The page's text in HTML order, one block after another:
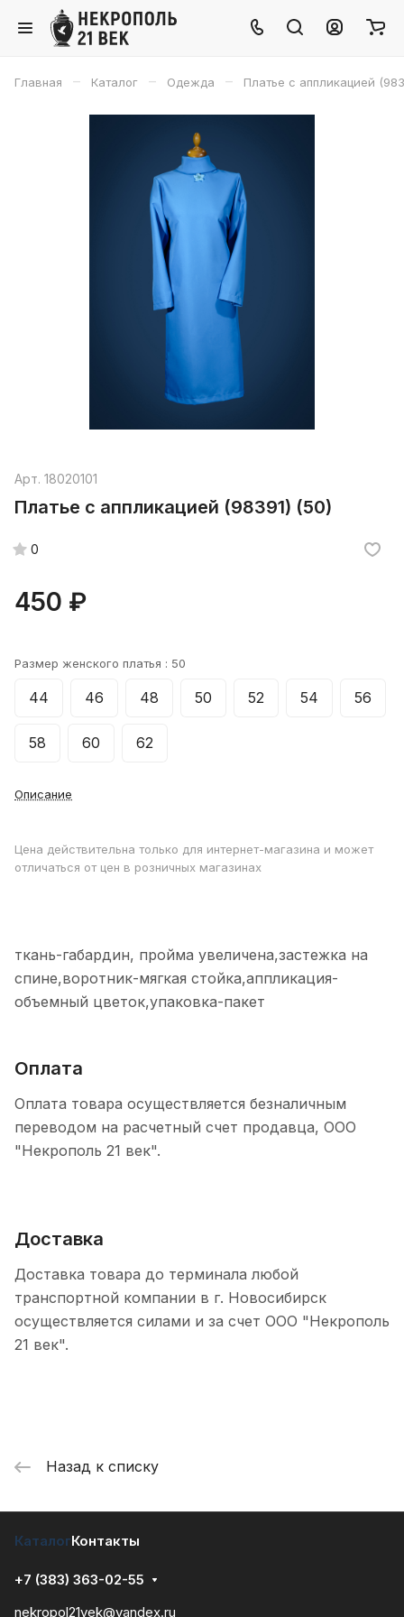
Главная – Каталог – Одежда – Платье с аппликацией
Арт. 18020101
Платье с аппликацией (98391) (50)
0
450 ₽
Размер женского платья : 50
44 46 48 50 52 54 56
58 60 62
Описание
Цена действительна только для интернет-магазина и может
отличаться от цен в розничных магазинах
ткань-габардин, пройма увеличена,застежка на
спине,воротник-мягкая стойка,аппликация-
объемный цветок,упаковка-пакет
Оплата
Оплата товара осуществляется безналичным
переводом на расчетный счет продавца, ООО
"Некрополь 21 век".
Доставка
Доставка товара до терминала любой
транспортной компании в г. Новосибирск
осуществляется силами и за счет ООО "Некрополь
21 век".
Назад к списку
КаталогКонтакты
+7 (383) 363-02-55
nekropol21vek@yandex.ru